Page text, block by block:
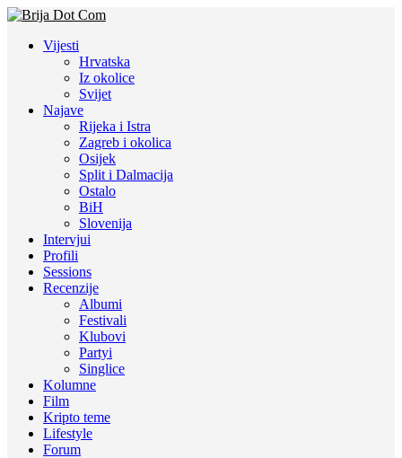
Vijesti
Hrvatska
Iz okolice
Svijet
Najave
Rijeka i Istra
Zagreb i okolica
Osijek
Split i Dalmacija
Ostalo
BiH
Slovenija
Intervjui
Profili
Sessions
Recenzije
Albumi
Festivali
Klubovi
Partyi
Singlice
Kolumne
Film
Kripto teme
Lifestyle
Forum